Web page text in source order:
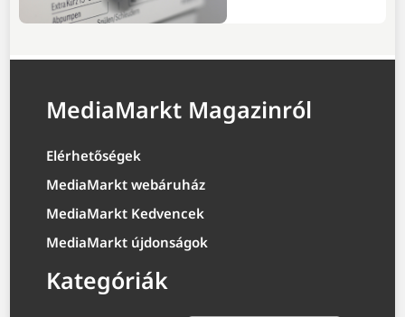
MediaMarkt Magazinról
Elérhetőségek
MediaMarkt webáruház
MediaMarkt Kedvencek
MediaMarkt újdonságok
Kategóriák